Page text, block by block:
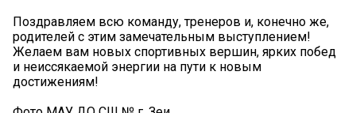
Поздравляем всю команду, тренеров и, конечно же,
родителей с этим замечательным выступлением!
Желаем вам новых спортивных вершин, ярких побед
и неиссякаемой энергии на пути к новым
достижениям!